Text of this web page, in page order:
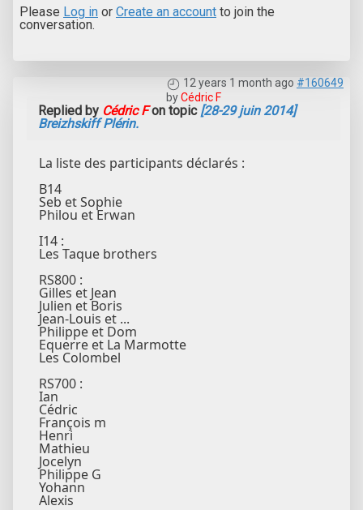
Please Log in or Create an account to join the
conversation.
12 years 1 month ago #160649
byCédric F
Replied by Cédric Fon topic [28-29 juin 2014]
Breizhskiff Plérin.
La liste des participants déclarés :
B14
Seb et Sophie
Philou et Erwan
I14 :
Les Taque brothers
RS800 :
Gilles et Jean
Julien et Boris
Jean-Louis et ...
Philippe et Dom
Equerre et La Marmotte
Les Colombel
RS700 :
Ian
Cédric
François m
Henri
Mathieu
Jocelyn
Philippe G
Yohann
Alexis